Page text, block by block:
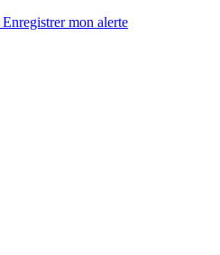
Enregistrermon alerte